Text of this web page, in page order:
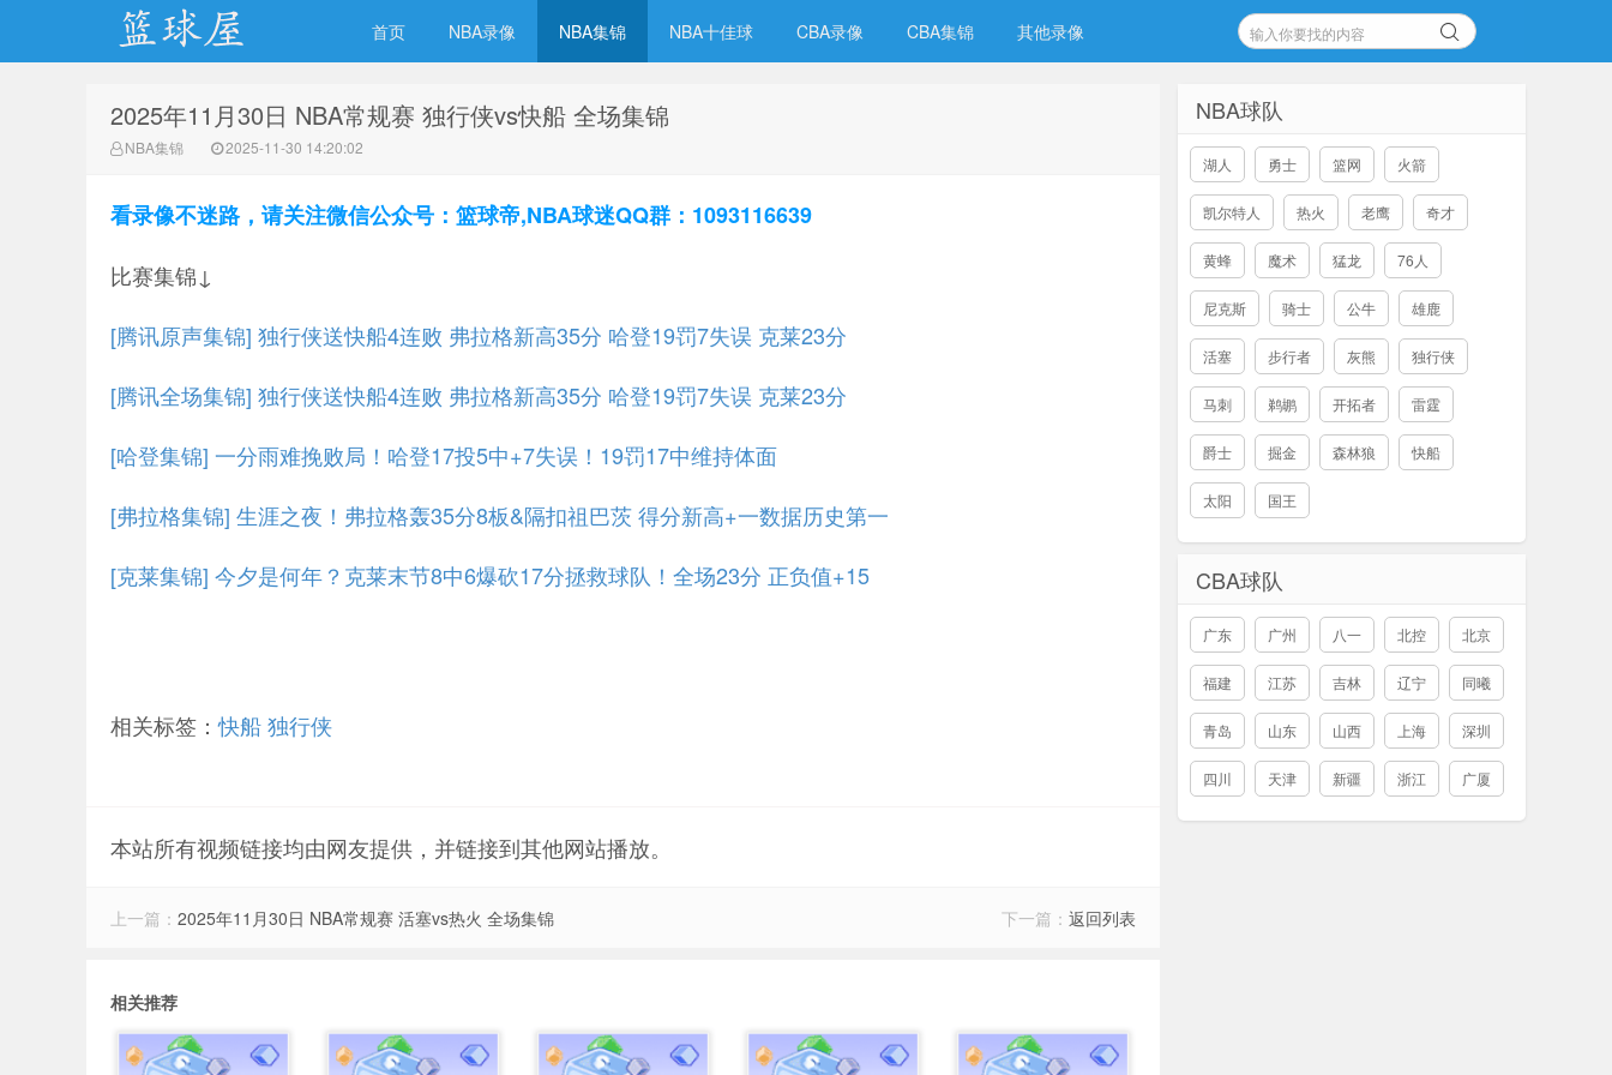
NBA录像吧
首页 NBA录像 NBA集锦 NBA十佳球 CBA录像 CBA集锦 其他录像
2025年11月30日 NBA常规赛 独行侠vs快船 全场集锦
NBA集锦 2025-11-30 14:20:02
看录像不迷路，请关注微信公众号：篮球帝,NBA球迷QQ群：1093116639
比赛集锦↓
[腾讯原声集锦] 独行侠送快船4连败 弗拉格新高35分 哈登19罚7失误 克莱23分
[腾讯全场集锦] 独行侠送快船4连败 弗拉格新高35分 哈登19罚7失误 克莱23分
[哈登集锦] 一分雨难挽败局！哈登17投5中+7失误！19罚17中维持体面
[弗拉格集锦] 生涯之夜！弗拉格轰35分8板&隔扣祖巴茨 得分新高+一数据历史第一
[克莱集锦] 今夕是何年？克莱末节8中6爆砍17分拯救球队！全场23分 正负值+15
相关标签：快船独行侠
本站所有视频链接均由网友提供，并链接到其他网站播放。
上一篇： 2025年11月30日 NBA常规赛 活塞vs热火 全场集锦 下一篇： 返回列表
相关推荐
NBA球队
湖人 勇士 篮网 火箭
凯尔特人 热火 老鹰 奇才
黄蜂 魔术 猛龙 76人
尼克斯 骑士 公牛 雄鹿
活塞 步行者 灰熊 独行侠
马刺 鹈鹕 开拓者 雷霆
爵士 掘金 森林狼 快船
太阳 国王
CBA球队
广东 广州 八一 北控 北京
福建 江苏 吉林 辽宁 同曦
青岛 山东 山西 上海 深圳
四川 天津 新疆 浙江 广厦